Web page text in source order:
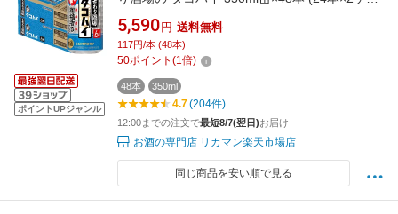
ポイントUPジャンル
ス) チューハイ サワー プレーン サワー 缶チュ
ーハイ AIB
5,590 円 送料無料
117円/本 (48本)
50ポイント (1倍)
48本 350ml
4.7(204件)
12:00までの注文で最短8/7(翌日)お届け
お酒の専門店 リカマン楽天市場店
同じ商品を安い順で見る